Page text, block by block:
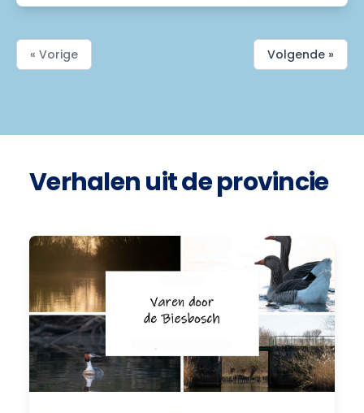
« Vorige Volgende »
Verhalen uit de provincie